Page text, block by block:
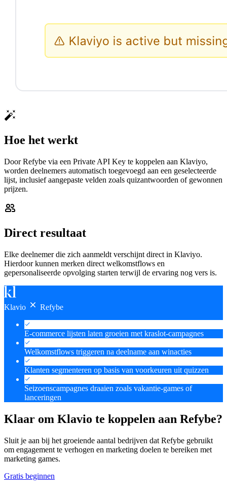
Hoe het werkt
Door Refybe via een Private API Key te koppelen aan Klaviyo,
worden deelnemers automatisch toegevoegd aan een geselecteerde
lijst, inclusief aangepaste velden zoals quizantwoorden of gewonnen
prijzen.
Direct resultaat
Elke deelnemer die zich aanmeldt verschijnt direct in Klaviyo.
Hierdoor kunnen merken direct welkomstflows en
gepersonaliseerde opvolging starten terwijl de ervaring nog vers is.
Klavio Refybe
E-commerce lijsten laten groeien met kraslot-campagnes
Welkomstflows triggeren na deelname aan winacties
Klanten segmenteren op basis van voorkeuren uit quizzen
Seizoenscampagnes draaien zoals vakantie-games of
lanceringen
Klaar om Klavio te koppelen aan Refybe?
Sluit je aan bij het groeiende aantal bedrijven dat Refybe gebruikt
om engagement te verhogen en marketing doelen te bereiken met
marketing games.
Gratis beginnen